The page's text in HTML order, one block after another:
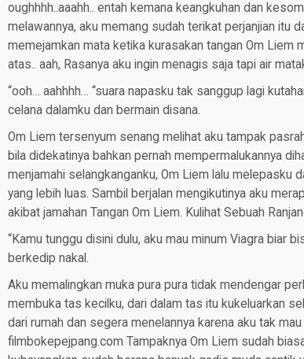
oughhhh..aaahh.. entah kemana keangkuhan dan
melawannya, aku memang sudah terikat perjanjian itu
memejamkan mata ketika kurasakan tangan Om Liem
atas.. aah, Rasanya aku ingin menagis saja tapi air
“ooh… aahhhh… “suara napasku tak sanggup lagi
celana dalamku dan bermain disana.
Om Liem tersenyum senang melihat aku tampak
bila didekatinya bahkan pernah mempermalukannya
menjamahi selangkanganku, Om Liem lalu melepasku
yang lebih luas. Sambil berjalan mengikutinya aku
akibat jamahan Tangan Om Liem. Kulihat Sebuah
“Kamu tunggu disini dulu, aku mau minum Viagra biar
berkedip nakal.
Aku memalingkan muka pura pura tidak mendengar
membuka tas kecilku, dari dalam tas itu kukeluarkan
dari rumah dan segera menelannya karena aku tak
filmbokepejpang.com Tampaknya Om Liem sudah